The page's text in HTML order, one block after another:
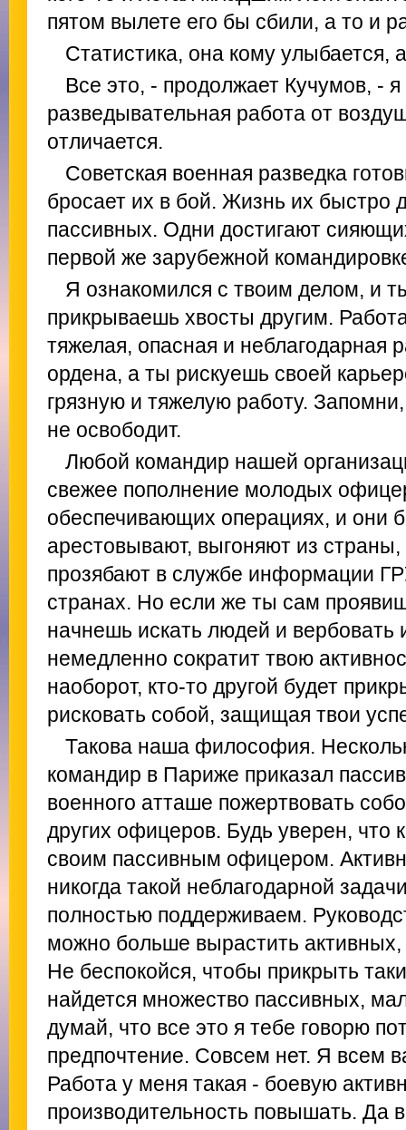
пятом вылете его бы сбили, а то и
Статистика, она кому улыбается,
Все это, - продолжает Кучумов, -
разведывательная работа от
отличается.
Советская военная разведка
бросает их в бой. Жизнь их быстро
пассивных. Одни достигают
первой же зарубежной
Я ознакомился с твоим делом, и
прикрываешь хвосты другим.
тяжелая, опасная и неблагодарная
ордена, а ты рискуешь своей
грязную и тяжелую работу. Запомни,
не освободит.
Любой командир нашей
свежее пополнение молодых
обеспечивающих операциях, и они
арестовывают, выгоняют из
прозябают в службе информации
странах. Но если же ты сам
начнешь искать людей и вербовать
немедленно сократит твою
наоборот, кто-то другой будет
рисковать собой, защищая твои
Такова наша философия.
командир в Париже приказал
военного атташе пожертвовать
других офицеров. Будь уверен, что
своим пассивным офицером.
никогда такой неблагодарной
полностью поддерживаем.
можно больше вырастить
Не беспокойся, чтобы прикрыть
найдется множество пассивных,
думай, что все это я тебе говорю
предпочтение. Совсем нет. Я всем
Работа у меня такая - боевую
производительность повышать. Да